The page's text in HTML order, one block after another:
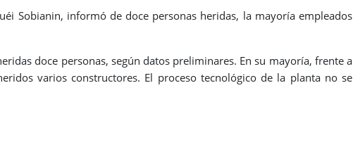
Sobianin, informó de doce personas heridas, la mayoría empleados
doce personas, según datos preliminares. En su mayoría, frente a
varios constructores. El proceso tecnológico de la planta no se